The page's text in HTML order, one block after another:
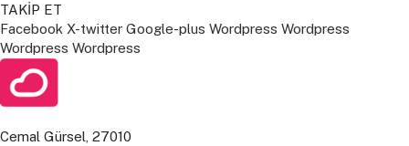
TAKİP ET
Facebook X-twitter Google-plus Wordpress Wordpress
Wordpress Wordpress
Cemal Gürsel, 27010